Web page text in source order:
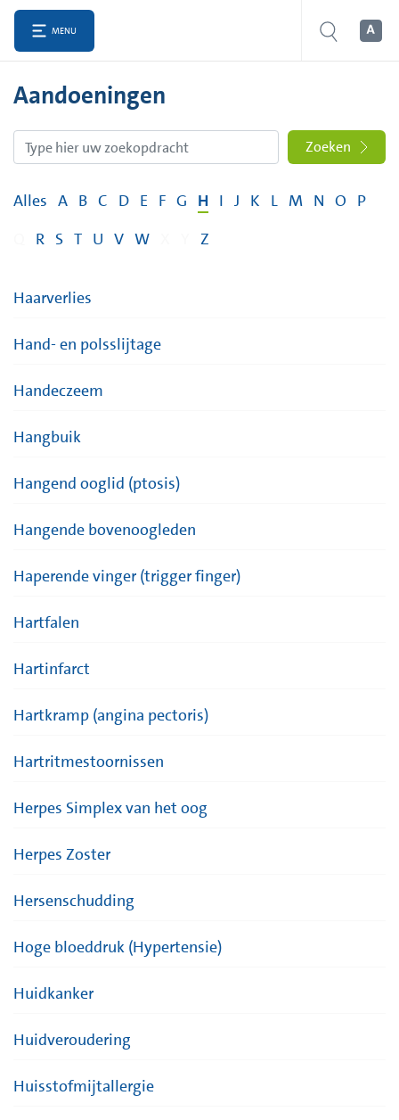
MENU
Aandoeningen
Zoeken
Alles A B C D E F G H I J K L M N O P
R S T U V W Z
Haarverlies
Hand- en polsslijtage
Handeczeem
Hangbuik
Hangend ooglid (ptosis)
Hangende bovenoogleden
Haperende vinger (trigger finger)
Hartfalen
Hartinfarct
Hartkramp (angina pectoris)
Hartritmestoornissen
Herpes Simplex van het oog
Herpes Zoster
Hersenschudding
Hoge bloeddruk (Hypertensie)
Huidkanker
Huidveroudering
Huisstofmijtallergie